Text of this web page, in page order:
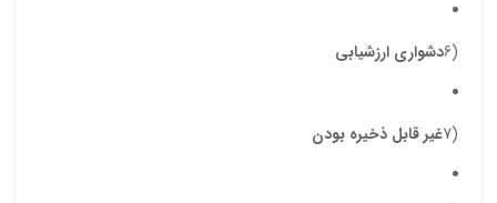
(6 دشواری ارزشیابی
(7 غیر قابل ذخیره بودن